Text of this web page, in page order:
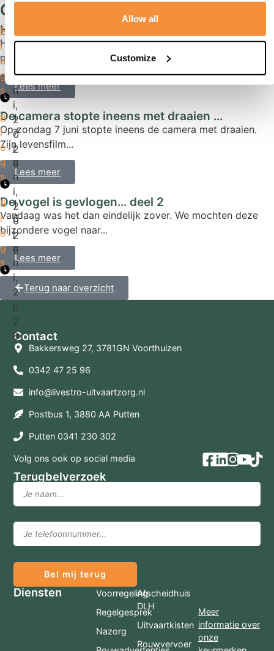
Allow all
Customize
Gerelateerde berichten
2
0
u
n
i,
2
0
2
6
B
l
o
g
s
Humor was zijn tweede natuur.
Hoe moe of ziek hij ook was, ineens zag je de
pretlampjes...
Lees meer
1
7
j
u
n
i,
2
0
2
6
B
l
o
g
s
De camera stopte ineens met draaien …
Op zondag 7 juni stopte ineens de camera met draaien.
Zijn levensfilm...
Lees meer
1
6
j
u
n
i,
2
0
2
6
B
l
o
g
s
De vogel is gevlogen… deel 2
Vandaag was het dan eindelijk zover. We mochten deze
bijzondere vogel naar...
Lees meer
Terug naar overzicht
Contact
Bakkersweg 27, 3781GN Voorthuizen
0342 47 25 96
info@livestro-uitvaartzorg.nl
Postbus 1, 3880 AA Putten
Putten 0341 230 302
Volg ons ook op social media
Terugbelverzoek
Bel mij terug
Diensten
Voorregeling
Regelgesprek
Nazorg
Afscheidhuis
DLH
Uitvaartkisten
Rouwvervoer
Meer
informatie over
onze